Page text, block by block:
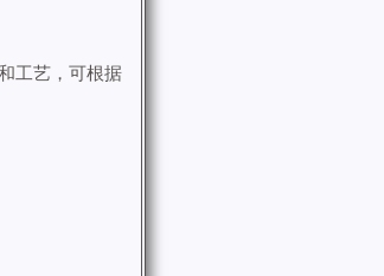
工艺，可根据